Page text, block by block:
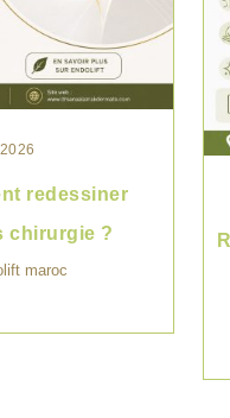
redessiner
chirurgie ?
maroc